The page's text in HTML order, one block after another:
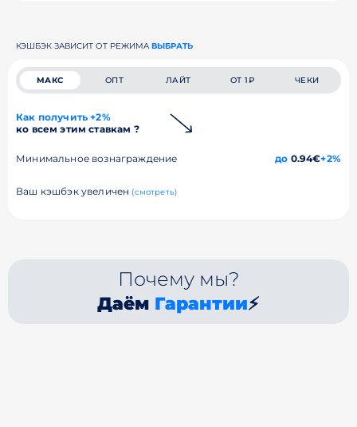
КЭШБЭК ЗАВИСИТ ОТ РЕЖИМА ВЫБРАТЬ
МАКС ОПТ ЛАЙТ ОТ 1₽ ЧЕКИ
Как получить +2%
ко всем этим ставкам ?
Минимальное вознаграждение до 0.94€+2%
Ваш кэшбэк увеличен (смотреть)
Почему мы?
Даём Гарантии⚡